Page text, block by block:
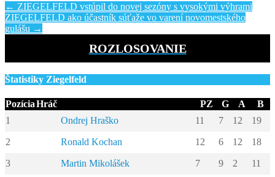
← ZIEGELFELD vstúpil do novej sezóny s vysokými výhrami
ZIEGELFELD ako účastník súťaže vo varení novomestského
gulášu →
ROZLOSOVANIE
Štatistiky Ziegelfeld
PozíciaHráč PZ G A
B
1
Ondrej Hraško 11 7 12 19
2 Ronald Kochan 12 6 12 18
3 Martin Mikolášek 7 9 2 11